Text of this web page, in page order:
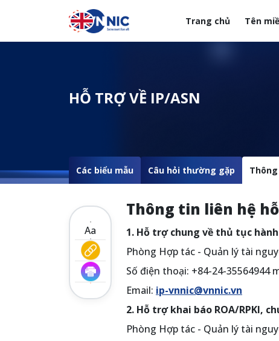
Nhảy đến nội dung
Trang chủ Tên
Menuheader của
HỖ TRỢ VỀ IP/ASN
Các biểu mẫu Câu hỏi thường gặp
Aa
Thông tin liên hệ
1. Hỗ trợ chung về thủ tục
Phòng Hợp tác - Quản lý tài
Số điện thoại: +84-24-35564944
Email: ip-vnnic@vnnic.vn
2. Hỗ trợ khai báo ROA/RPKI,
Phòng Hợp tác - Quản lý tài